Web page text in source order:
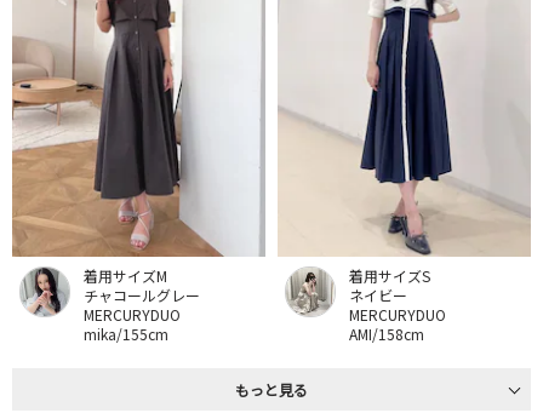
着用サイズM
チャコールグレー
MERCURYDUO
mika/155cm
着用サイズS
ネイビー
MERCURYDUO
AMI/158cm
もっと見る